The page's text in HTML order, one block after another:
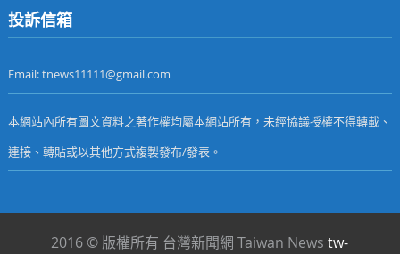
投訴信箱
Email: tnews11111@gmail.com
本網站內所有圖文資料之著作權均屬本網站所有，未經協議授權不得轉載、
連接、轉貼或以其他方式複製發布/發表。
2016 © 版權所有 台灣新聞網 Taiwan Newstw-